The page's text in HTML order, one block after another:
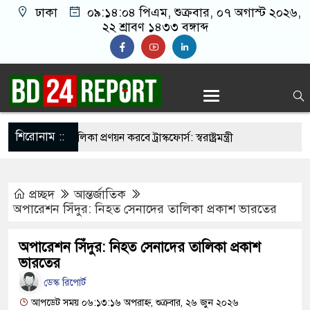
ঢাকা ০৯:১৪:০৫ পিএম, শুক্রবার, ০৭ অগাস্ট ২০২৬,
২২ শ্রাবণ ১৪৩৩ বঙ্গাব্দ
শিরোনাম ::তালিকা প্রণয়ন করবে ট্রাস্কফোর্স: স্বরাষ্ট্রমন্ত্রী
থেকে খুলে ফেলা হচ্ছে মাইক, শুভেন্দু বলছেন-
প্রচ্ছদ
আন্তর্জাতিক
অপারেশন সিঁদুর: নিহত সেনাদের তালিকা প্রকাশ ভারতের
অপারেশন সিঁদুর: নিহত সেনাদের তালিকা প্রকাশ
ভারতের
ডেস্ক রিপোর্ট
আপডেট সময় ০৬:১৩:১৬ অপরাহ্ন, শুক্রবার, ২৬ জুন ২০২৬